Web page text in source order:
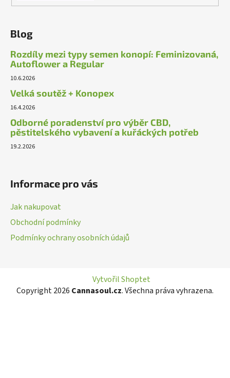
Blog
Rozdíly mezi typy semen konopí: Feminizovaná,
Autoflower a Regular
10.6.2026
Velká soutěž + Konopex
16.4.2026
Odborné poradenství pro výběr CBD,
pěstitelského vybavení a kuřáckých potřeb
19.2.2026
Informace pro vás
Jak nakupovat
Obchodní podmínky
Podmínky ochrany osobních údajů
Vytvořil Shoptet
Copyright 2026 Cannasoul.cz. Všechna práva vyhrazena.